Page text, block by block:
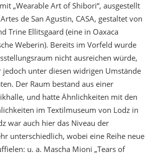
„Wearable Art of Shibori“, ausgestellt
de San Agustin, CASA, gestaltet von
Trine Ellitsgaard (eine in Oaxaca
Weberin). Bereits im Vorfeld wurde
nicht ausreichen würde,
jedoch unter diesen widrigen Umstände
Der Raum bestand aus einer
und hatte Ähnlichkeiten mit den
im Textilmuseum von Lodz in
war auch hier das Niveau der
unterschiedlich, wobei eine Reihe neue
u. a. Mascha Mioni „Tears of